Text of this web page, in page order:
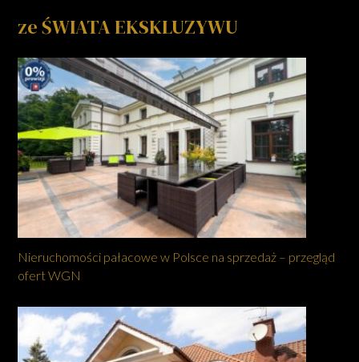
ze ŚWIATA EKSKLUZYWU
Nieruchomości pałacowe w Polsce na sprzedaż – przegląd
ofert WGN